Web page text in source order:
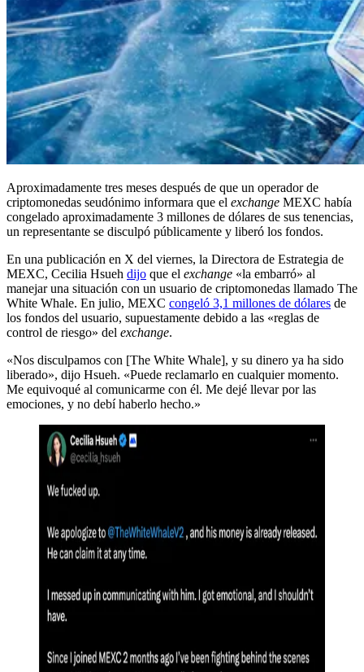
Aproximadamente tres meses después de que un operador de
criptomonedas seudónimo informara que el exchange MEXC había
congelado aproximadamente 3 millones de dólares de sus tenencias,
un representante se disculpó públicamente y liberó los fondos.
En una publicación en X del viernes, la Directora de Estrategia de
MEXC, Cecilia Hsueh dijo que el exchange «la embarró» al
manejar una situación con un usuario de criptomonedas llamado The
White Whale. En julio, MEXC congeló 3,1 millones de dólares de
los fondos del usuario, supuestamente debido a las «reglas de
control de riesgo» del exchange.
«Nos disculpamos con [The White Whale], y su dinero ya ha sido
liberado», dijo Hsueh. «Puede reclamarlo en cualquier momento.
Me equivoqué al comunicarme con él. Me dejé llevar por las
emociones, y no debí haberlo hecho.»